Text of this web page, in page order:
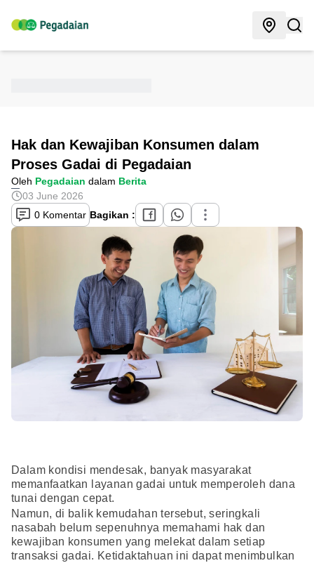
Hak dan Kewajiban Konsumen dalam
Proses Gadai di Pegadaian
Oleh Pegadaian dalam Berita
03 June 2026
0 Komentar Bagikan :
Dalam kondisi mendesak, banyak masyarakat
memanfaatkan layanan gadai untuk memperoleh dana
tunai dengan cepat.
Namun, di balik kemudahan tersebut, seringkali
nasabah belum sepenuhnya memahami hak dan
kewajiban konsumen yang melekat dalam setiap
transaksi gadai. Ketidaktahuan ini dapat menimbulkan